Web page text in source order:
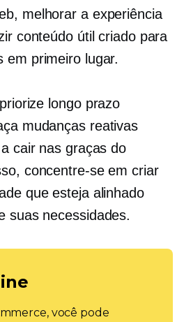
melhorar a experiência
conteúdo útil criado para
em primeiro lugar.
longo prazo
mudanças reativas
cair nas graças do
concentre-se em criar
que esteja alinhado
suas necessidades.
você pode